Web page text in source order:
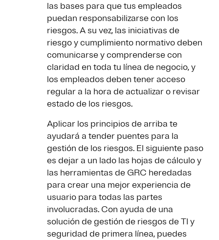
las bases para que tus empleados
puedan responsabilizarse con los
riesgos. A su vez, las iniciativas de
riesgo y cumplimiento normativo deben
comunicarse y comprenderse con
claridad en toda tu línea de negocio, y
los empleados deben tener acceso
regular a la hora de actualizar o revisar
estado de los riesgos.
Aplicar los principios de arriba te
ayudará a tender puentes para la
gestión de los riesgos. El siguiente paso
es dejar a un lado las hojas de cálculo y
las herramientas de GRC heredadas
para crear una mejor experiencia de
usuario para todas las partes
involucradas. Con ayuda de una
solución de gestión de riesgos de TI y
seguridad de primera línea, puedes